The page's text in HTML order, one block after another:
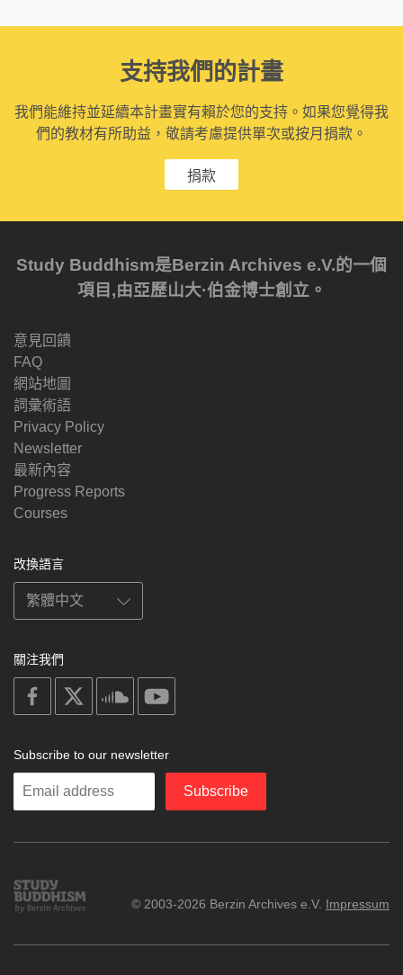
支持我們的計畫
我們能維持並延續本計畫實有賴於您的支持。如果您覺得我
們的教材有所助益，敬請考慮提供單次或按月捐款。
捐款
Study Buddhism是Berzin Archives e.V.的一個
項目,由亞歷山大·伯金博士創立。
意見回饋
FAQ
網站地圖
詞彙術語
Privacy Policy
Newsletter
最新內容
Progress Reports
Courses
改換語言
關注我們
on
facebook
soundcloud
Subscribe to our newsletter
Enter
Subscribe
Study
Buddhism
© 2003-2026 Berzin Archives e.V. Impressum